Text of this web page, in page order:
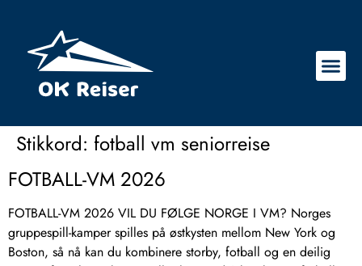
Stikkord: fotball vm seniorreise
FOTBALL-VM 2026
FOTBALL-VM 2026 VIL DU FØLGE NORGE I VM? Norges
gruppespill-kamper spilles på østkysten mellom New York og
Boston, så nå kan du kombinere storby, fotball og en deilig